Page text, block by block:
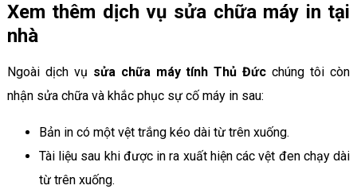
Xem thêm dịch vụ sửa chữa máy in tại
nhà
Ngoài dịch vụ sửa chữa máy tính Thủ Đức chúng tôi còn
nhận sửa chữa và khắc phục sự cố máy in sau:
Bản in có một vệt trắng kéo dài từ trên xuống.
Tài liệu sau khi được in ra xuất hiện các vệt đen chạy dài
từ trên xuống.